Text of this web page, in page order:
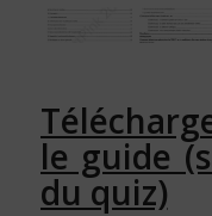
le guide
du quiz)